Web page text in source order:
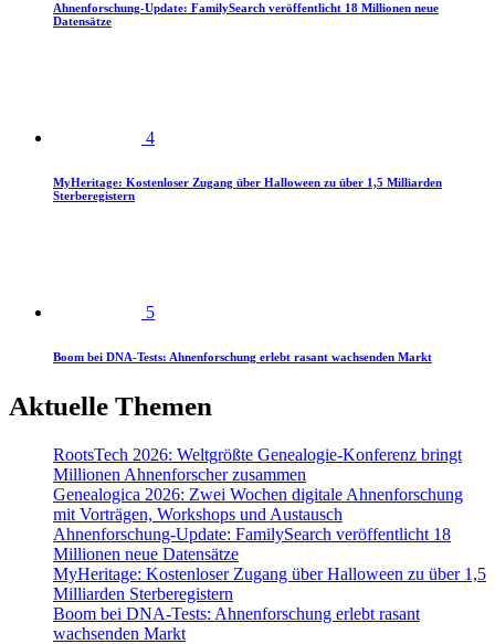
Ahnenforschung-Update: FamilySearch veröffentlicht 18 Millionen neue
Datensätze
4
MyHeritage: Kostenloser Zugang über Halloween zu über 1,5 Milliarden
Sterberegistern
5
Boom bei DNA-Tests: Ahnenforschung erlebt rasant wachsenden Markt
Aktuelle Themen
RootsTech 2026: Weltgrößte Genealogie-Konferenz bringt
Millionen Ahnenforscher zusammen
Genealogica 2026: Zwei Wochen digitale Ahnenforschung
mit Vorträgen, Workshops und Austausch
Ahnenforschung-Update: FamilySearch veröffentlicht 18
Millionen neue Datensätze
MyHeritage: Kostenloser Zugang über Halloween zu über 1,5
Milliarden Sterberegistern
Boom bei DNA-Tests: Ahnenforschung erlebt rasant
wachsenden Markt